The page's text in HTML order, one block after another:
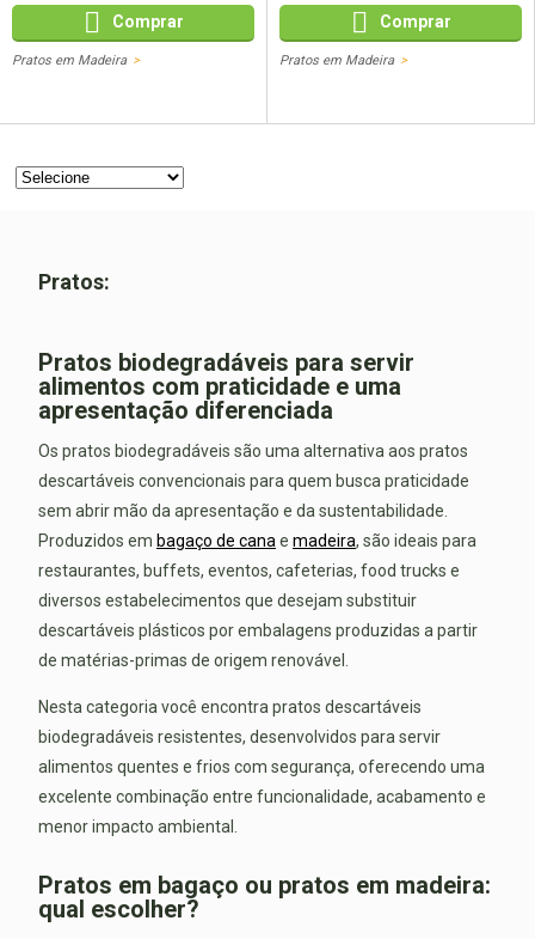
Comprar
Pratos em Madeira
Comprar
Pratos em Madeira
Pratos:
Pratos biodegradáveis para servir
alimentos com praticidade e uma
apresentação diferenciada
Os pratos biodegradáveis são uma alternativa aos pratos
descartáveis convencionais para quem busca praticidade
sem abrir mão da apresentação e da sustentabilidade.
Produzidos em bagaço de cana e madeira, são ideais para
restaurantes, buffets, eventos, cafeterias, food trucks e
diversos estabelecimentos que desejam substituir
descartáveis plásticos por embalagens produzidas a partir
de matérias-primas de origem renovável.
Nesta categoria você encontra pratos descartáveis
biodegradáveis resistentes, desenvolvidos para servir
alimentos quentes e frios com segurança, oferecendo uma
excelente combinação entre funcionalidade, acabamento e
menor impacto ambiental.
Pratos em bagaço ou pratos em madeira:
qual escolher?